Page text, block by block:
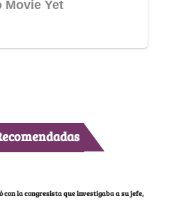
con la congresista que investigaba a su jefe,